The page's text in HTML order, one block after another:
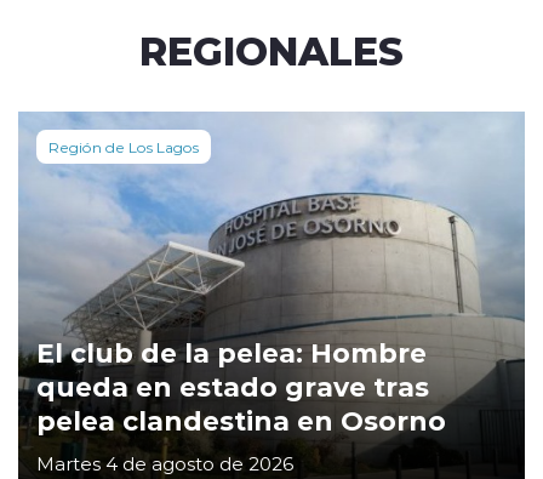
REGIONALES
Región de Los Lagos
El club de la pelea: Hombre
queda en estado grave tras
pelea clandestina en Osorno
Martes 4 de agosto de 2026